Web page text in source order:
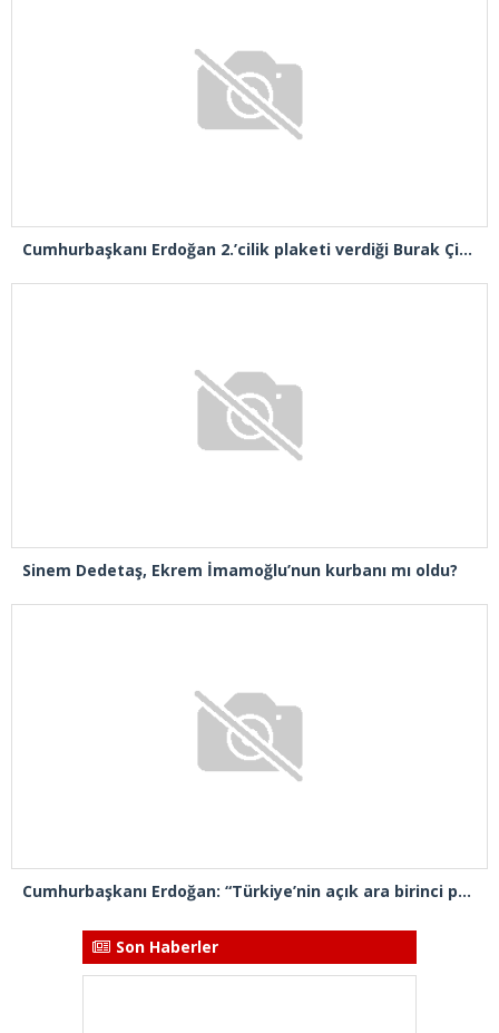
Cumhurbaşkanı Erdoğan 2.’cilik plaketi verdiği Burak Çifci’den Ataşehir seçimlerini kazanma sözünü aldı
Sinem Dedetaş, Ekrem İmamoğlu’nun kurbanı mı oldu?
Cumhurbaşkanı Erdoğan: “Türkiye’nin açık ara birinci partisiyiz”
Son Haberler